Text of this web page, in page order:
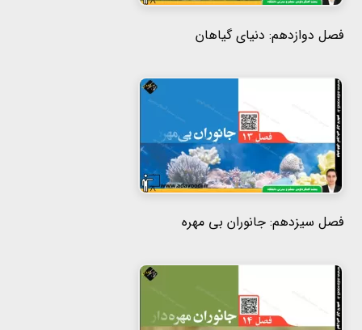
فصل دوازدهم: دنیای گیاهان
فصل سیزدهم: جانوران بی مهره